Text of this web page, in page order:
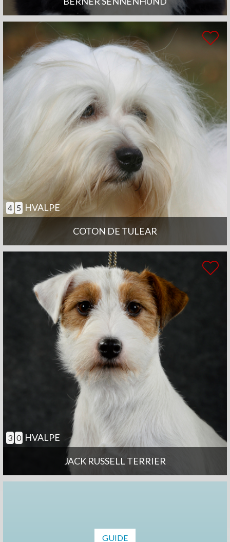
COTON DE TULEAR
4 5 HVALPE
JACK RUSSELL TERRIER
3 0 HVALPE
GUIDE